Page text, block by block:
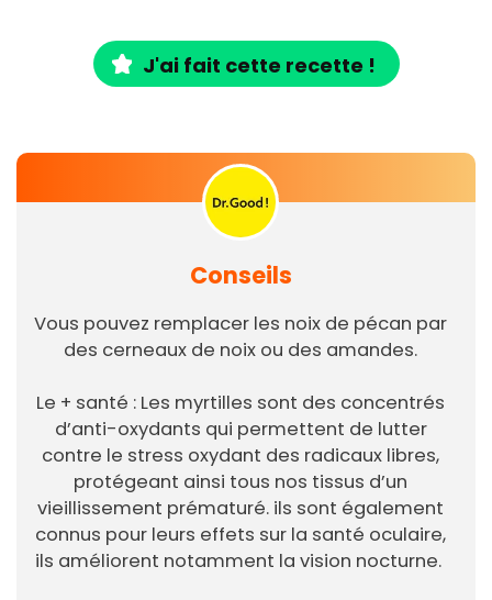
J'ai fait cette recette !
Conseils
Vous pouvez remplacer les noix de pécan par
des cerneaux de noix ou des amandes.
Le + santé : Les myrtilles sont des concentrés
d’anti-oxydants qui permettent de lutter
contre le stress oxydant des radicaux libres,
protégeant ainsi tous nos tissus d’un
vieillissement prématuré. ils sont également
connus pour leurs effets sur la santé oculaire,
ils améliorent notamment la vision nocturne.